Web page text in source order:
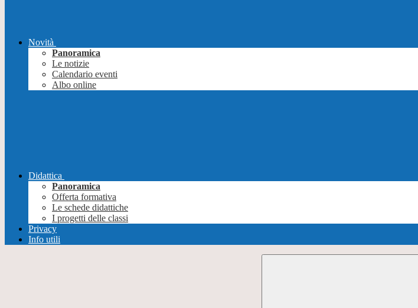
Novità
Panoramica
Le notizie
Calendario eventi
Albo online
Didattica
Panoramica
Offerta formativa
Le schede didattiche
I progetti delle classi
Privacy
Info utili